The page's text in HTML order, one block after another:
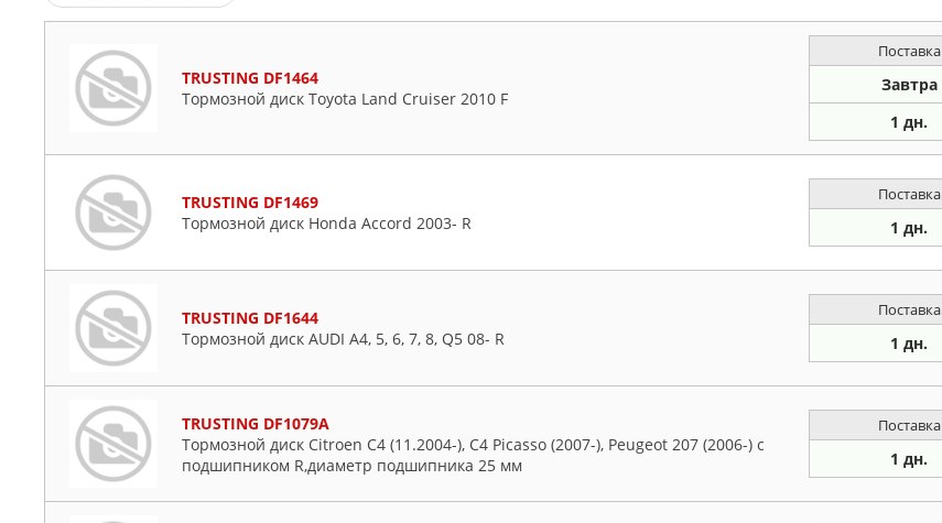
Alfa Romeo
Audi
BMW
Chevrolet
Citroen
Daewoo
Daihatsu
Dodge
Fiat
Ford
Honda
Hyundai
Infiniti
Isuzu
Iveco
Jaguar
TRUSTING DF1464
Тормозной диск Toyota Land Cruiser 2010 F
Поставка
Завтра
1 дн.
TRUSTING DF1469
Тормозной диск Honda Accord 2003- R
Поставка
1 дн.
TRUSTING DF1644
Тормозной диск AUDI A4, 5, 6, 7, 8, Q5 08- R
Поставка
1 дн.
TRUSTING DF1079A
Тормозной диск Citroen C4 (11.2004-), C4 Picasso (2007-), Peugeot 207 (2006-) с
подшипником R,диаметр подшипника 25 мм
Поставка
1 дн.